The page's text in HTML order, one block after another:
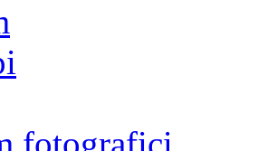
fotografici